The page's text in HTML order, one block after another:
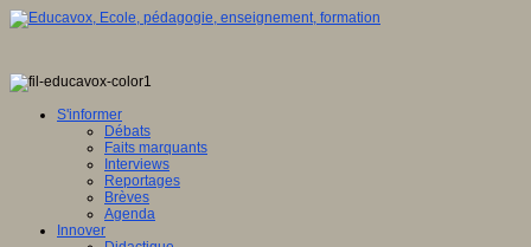
S'informer
Débats
Faits marquants
Interviews
Reportages
Brèves
Agenda
Innover